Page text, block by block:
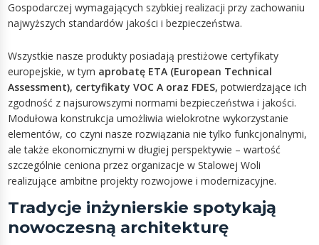
Gospodarczej wymagających szybkiej realizacji przy zachowaniu
najwyższych standardów jakości i bezpieczeństwa.
Wszystkie nasze produkty posiadają prestiżowe certyfikaty
europejskie, w tym aprobatę ETA (European Technical
Assessment), certyfikaty VOC A oraz FDES, potwierdzające ich
zgodność z najsurowszymi normami bezpieczeństwa i jakości.
Modułowa konstrukcja umożliwia wielokrotne wykorzystanie
elementów, co czyni nasze rozwiązania nie tylko funkcjonalnymi,
ale także ekonomicznymi w długiej perspektywie – wartość
szczególnie ceniona przez organizacje w Stalowej Woli
realizujące ambitne projekty rozwojowe i modernizacyjne.
Tradycje inżynierskie spotykają
nowoczesną architekturę